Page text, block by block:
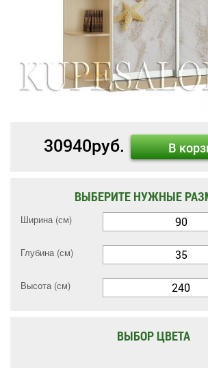
30940руб. В
ВЫБЕРИТЕ НУЖНЫЕ
Ширина (см) 90
Глубина (см) 35
Высота (см) 240
ВЫБОР ЦВЕТА